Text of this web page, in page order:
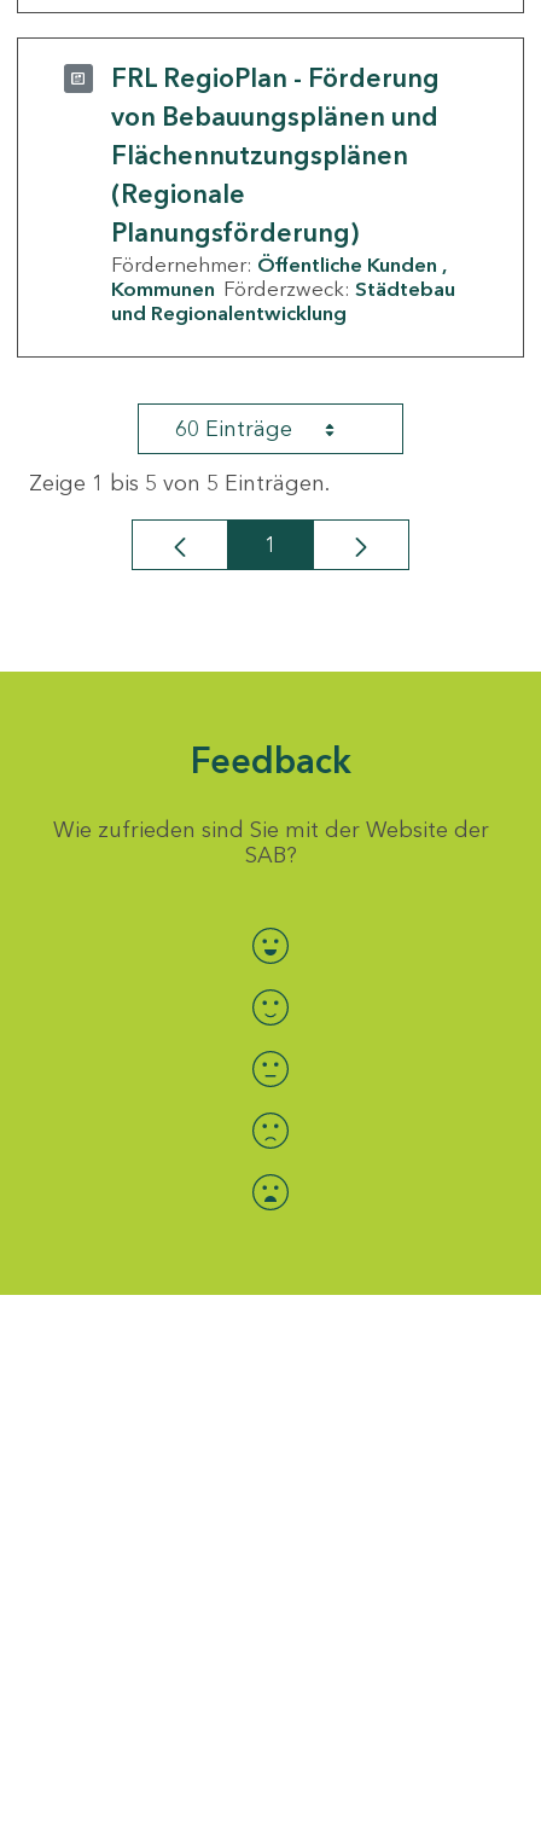
FRL RegioPlan - Förderung
von Bebauungsplänen und
Flächennutzungsplänen
(Regionale
Planungsförderung)
Fördernehmer: Öffentliche Kunden
Kommunen Förderzweck: Städtebau
und Regionalentwicklung
60 Einträge
Zeige 1 bis 5 von 5 Einträgen.
Seite
1
Feedback
Wie zufrieden sind Sie mit der Website der
SAB?
Bewertung auswählen